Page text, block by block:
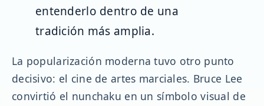
entenderlo dentro de una
tradición más amplia.
La popularización moderna tuvo otro punto
decisivo: el cine de artes marciales. Bruce Lee
convirtió el nunchaku en un símbolo visual de